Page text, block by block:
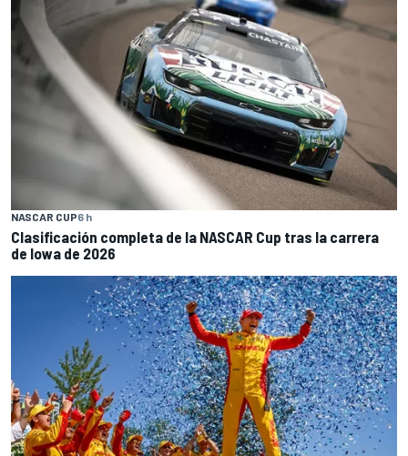
NASCAR CUP6 h
Clasificación completa de la NASCAR Cup tras la carrera
de Iowa de 2026